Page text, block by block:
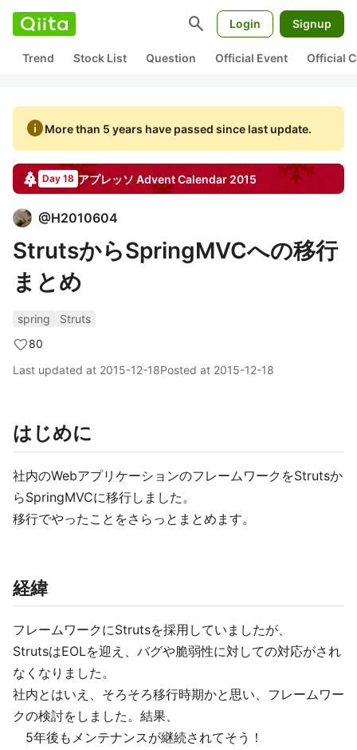
search Login Signup
Trend Stock List Question Official Event Official
infoMore than 5 years have passed since last update.
Day 18 アプレッソ Advent Calendar 2015
@H2010604
StrutsからSpringMVCへの移行
まとめ
spring
Struts
80
Last updated at 2015-12-18Posted at 2015-12-18
はじめに
社内のWebアプリケーションのフレームワークをStrutsか
らSpringMVCに移行しました。
移行でやったことをさらっとまとめます。
経緯
フレームワークにStrutsを採用していましたが、
StrutsはEOLを迎え、バグや脆弱性に対しての対応がされ
なくなりました。
社内とはいえ、そろそろ移行時期かと思い、フレームワー
クの検討をしました。結果、
5年後もメンテナンスが継続されてそう！